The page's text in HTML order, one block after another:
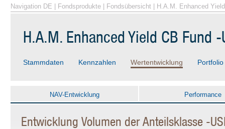
Navigation DE Fondsprodukte Fondsübersicht | H.A.M. Enhanced
H.A.M. Enhanced Yield CB Fund -
Stammdaten Kennzahlen Wertentwicklung Portfolio
NAV-Entwicklung Performance
Entwicklung Volumen der Anteilsklasse -